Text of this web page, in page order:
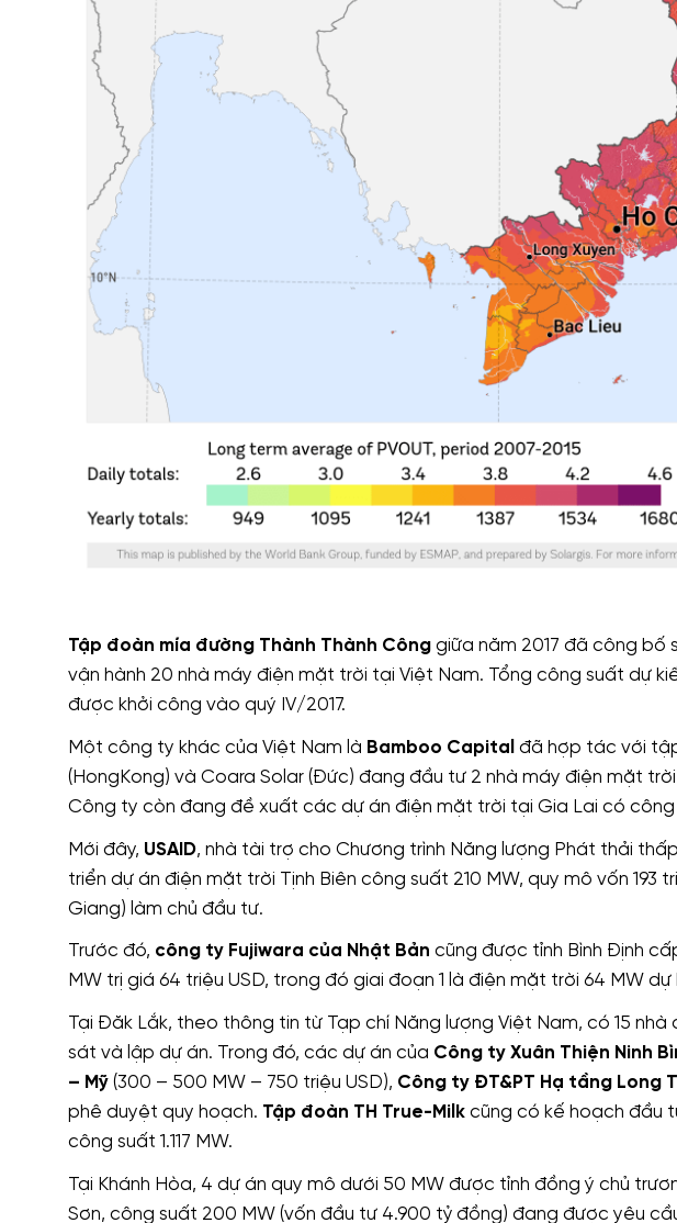
Tập đoàn mía đường Thành Thành Công giữa năm 2017 đã công bố
vận hành 20 nhà máy điện mặt trời tại Việt Nam. Tổng công suất dự
được khởi công vào quý IV/2017.
Một công ty khác của Việt Nam là Bamboo Capital đã hợp tác với
(HongKong) và Coara Solar (Đức) đang đầu tư 2 nhà máy điện mặt
Công ty còn đang đề xuất các dự án điện mặt trời tại Gia Lai có công
Mới đây, USAID, nhà tài trợ cho Chương trình Năng lượng Phát thải
triển dự án điện mặt trời Tịnh Biên công suất 210 MW, quy mô vốn 193
Giang) làm chủ đầu tư.
Trước đó, công ty Fujiwara của Nhật Bản cũng được tỉnh Bình Định
MW trị giá 64 triệu USD, trong đó giai đoạn 1 là điện mặt trời 64 MW dự
Tại Đăk Lắk, theo thông tin từ Tạp chí Năng lượng Việt Nam, có 15
sát và lập dự án. Trong đó, các dự án của Công ty Xuân Thiện Ninh
– Mỹ (300 – 500 MW – 750 triệu USD), Công ty ĐT&PT Hạ tầng Long
phê duyệt quy hoạch. Tập đoàn TH True-Milk cũng có kế hoạch đầu
công suất 1.117 MW.
Tại Khánh Hòa, 4 dự án quy mô dưới 50 MW được tỉnh đồng ý chủ
Sơn, công suất 200 MW (vốn đầu tư 4.900 tỷ đồng) đang được yêu